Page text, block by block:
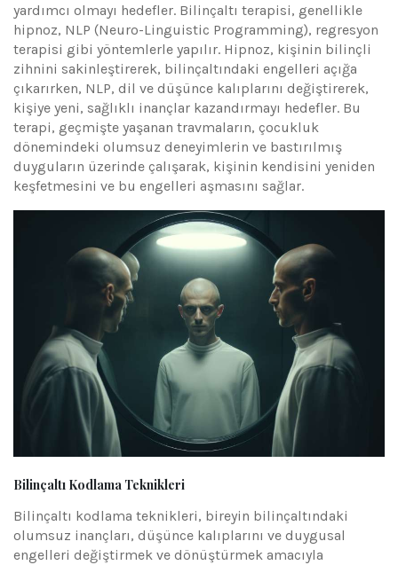
yardımcı olmayı hedefler. Bilinçaltı terapisi, genellikle
hipnoz, NLP (Neuro-Linguistic Programming), regresyon
terapisi gibi yöntemlerle yapılır. Hipnoz, kişinin bilinçli
zihnini sakinleştirerek, bilinçaltındaki engelleri açığa
çıkarırken, NLP, dil ve düşünce kalıplarını değiştirerek,
kişiye yeni, sağlıklı inançlar kazandırmayı hedefler. Bu
terapi, geçmişte yaşanan travmaların, çocukluk
dönemindeki olumsuz deneyimlerin ve bastırılmış
duyguların üzerinde çalışarak, kişinin kendisini yeniden
keşfetmesini ve bu engelleri aşmasını sağlar.
Bilinçaltı Kodlama Teknikleri
Bilinçaltı kodlama teknikleri, bireyin bilinçaltındaki
olumsuz inançları, düşünce kalıplarını ve duygusal
engelleri değiştirmek ve dönüştürmek amacıyla